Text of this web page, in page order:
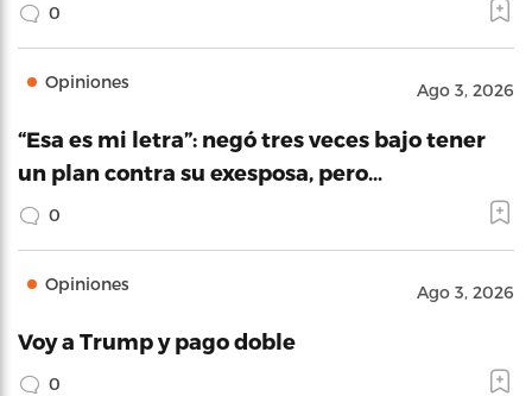
0
Opiniones Ago 3, 2026
“Esa es mi letra”: negó tres veces bajo tener
un plan contra su exesposa, pero…
0
Opiniones Ago 3, 2026
Voy a Trump y pago doble
0